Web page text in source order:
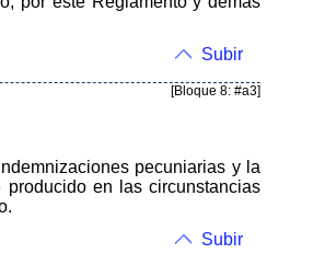
Subir
[Bloque 8: #a3]
pecuniarias y la
en las circunstancias
Subir